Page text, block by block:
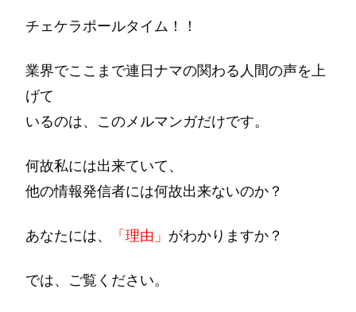
チェケラポールタイム！！
業界でここまで連日ナマの関わる人間の声を上
げて
いるのは、このメルマンガだけです。
何故私には出来ていて、
他の情報発信者には何故出来ないのか？
あなたには、 「理由」 がわかりますか？
では、ご覧ください。